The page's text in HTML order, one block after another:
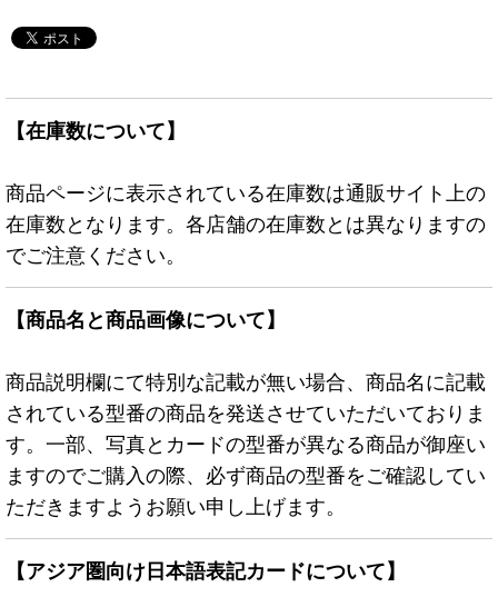
【在庫数について】
商品ページに表示されている在庫数は通販サイト上の
在庫数となります。各店舗の在庫数とは異なりますの
でご注意ください。
【商品名と商品画像について】
商品説明欄にて特別な記載が無い場合、商品名に記載
されている型番の商品を発送させていただいておりま
す。一部、写真とカードの型番が異なる商品が御座い
ますのでご購入の際、必ず商品の型番をご確認してい
ただきますようお願い申し上げます。
【アジア圏向け日本語表記カードについて】